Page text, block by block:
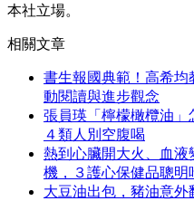
本社立場。
相關文章
書生報國典範！高希均
動閱讀與進步觀念
張員瑛「檸檬橄欖油
４類人別空腹喝
熱到心臟開大火、血
機，３護心保健品聰明
大豆油出包，豬油意外